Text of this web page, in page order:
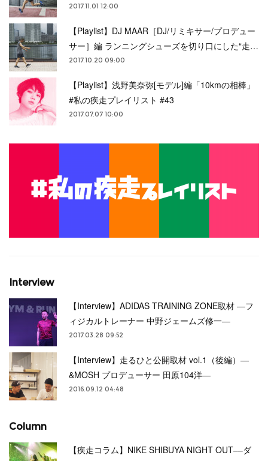
2017.11.01 12:00
【Playlist】DJ MAAR［DJ/リミキサー/プロデュー
サー］編 ランニングシューズを切り口にした“走…
2017.10.20 09:00
【Playlist】浅野美奈弥[モデル]編「10kmの相棒」
#私の疾走プレイリスト #43
2017.07.07 10:00
Interview
【Interview】ADIDAS TRAINING ZONE取材 —フ
ィジカルトレーナー 中野ジェームズ修一—
2017.03.28 09:52
【Interview】走るひと公開取材 vol.1（後編）—
&MOSH プロデューサー 田原104洋—
2016.09.12 04:48
Column
【疾走コラム】NIKE SHIBUYA NIGHT OUT––ダ